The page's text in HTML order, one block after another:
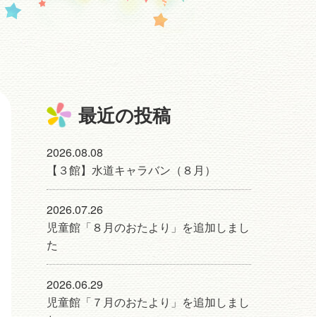
最近の投稿
2026.08.08
【３館】水道キャラバン（８月）
2026.07.26
児童館「８月のおたより」を追加しまし
た
2026.06.29
児童館「７月のおたより」を追加しまし